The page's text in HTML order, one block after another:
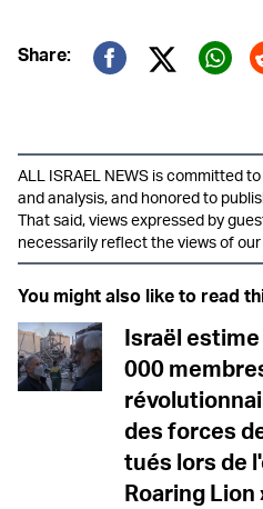
Share:
Twitter
ALL ISRAEL NEWS is committed
and analysis, and honored to
That said, views expressed by
necessarily reflect the views of
You might also like to read
Israël estime
000
des forces
tués lors de
Roaring Lion